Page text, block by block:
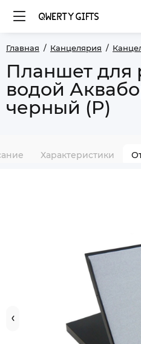
Главная Канцелярия
Планшет для
водой
черный (P)
Характеристики